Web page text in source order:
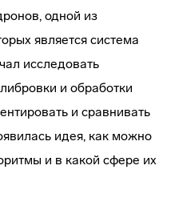
одной из
является система
исследовать
и обработки
и сравнивать
идея, как можно
и в какой сфере их